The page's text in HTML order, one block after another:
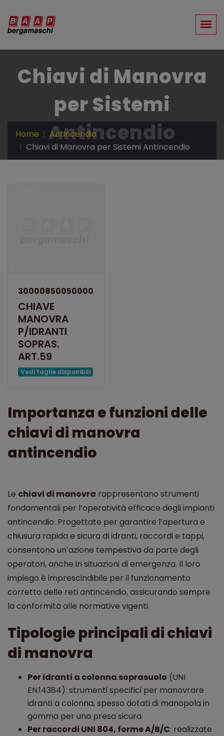
Chiavi di Manovra
per Sistemi
Antincendio
Home
Antincendio
Chiavi di Manovra per Sistemi Antincendio
30000850050000
CHIAVE
MANOVRA
P/IDRANTI
SOPRAS.
ART.59
Vedi taglie disponibili
Importanza e funzioni delle
chiavi di manovra
antincendio
Le chiavi di manovra rappresentano strumenti
fondamentali per l’operatività efficace degli impianti
antincendio. Progettate per garantire l’apertura e
chiusura rapida e sicura di idranti, raccordi e tappi,
consentono un’azione tempestiva da parte degli
operatori, anche in situazioni di emergenza. Il loro
impiego è imprescindibile per il funzionamento
corretto delle reti antincendio, assicurando sempre
la conformità alle normative vigenti.
Tipologie principali di chiavi
di manovra
Per idranti a colonna soprasuolo (UNI
EN 14384): strumenti specifici per manovrare
idranti a colonna, spesso dotati di manopola in
gomma per una presa sicura.
Per raccordi UNI 804, forme A/B/C: realizzate